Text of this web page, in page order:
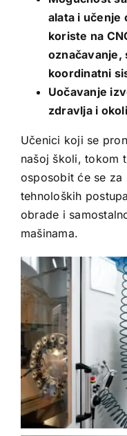
alata i učenje
koriste na
označavanje,
koordinatni
Uočavanje
zdravlja i
Učenici koji se
našoj školi, tokom
osposobit će se za
tehnoloških
obrade i
mašinama.